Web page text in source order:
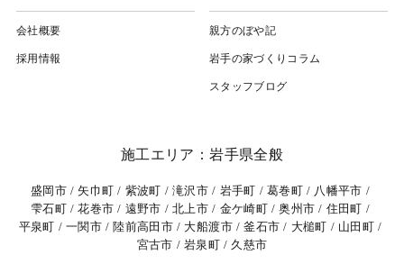
会社概要
採用情報
親方のぼや記
岩⼿の家づくりコラム
スタッフブログ
施工エリア：岩手県全般
盛岡市 矢巾町 紫波町 滝沢市 岩手町 葛巻町
八幡平市
雫石町
花巻市 遠野市 北上市 金ケ崎町 奥州市
住田町
平泉町
一関市 陸前高田市 大船渡市 釜石市 大槌町
山田町
宮古市
岩泉町 久慈市